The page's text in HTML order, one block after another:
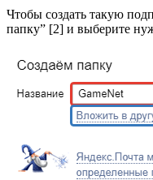
Чтобы создать такую
папку” [2] и выберите